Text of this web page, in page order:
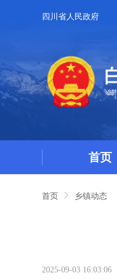
四川省人民政府
首页
首页 乡镇动态
2025-09-03 16:03:06